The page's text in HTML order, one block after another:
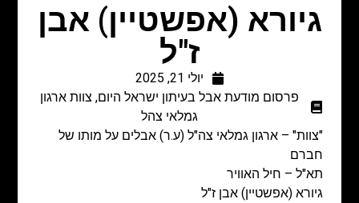
גיורא (אפשטיין) אבן
ז"ל
יולי 21, 2025
פרסום מודעת אבל בעיתון ישראל היום, צוות ארגון
גמלאי צהל
"צוות" – ארגון גמלאי צה"ל (ע.ר) אבלים על מותו של
חברם
תא"ל – חיל האוויר
גיורא (אפשטיין) אבן ז"ל